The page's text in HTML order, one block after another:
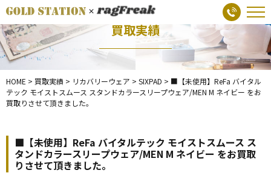
買取実績
HOME > 買取実績 > リカバリーウェア > SIXPAD > ■【未使用】ReFa バイタル
テック モイストスムース スタンドカラースリープウェア/MEN M ネイビー をお
買取りさせて頂きました。
■【未使用】ReFa バイタルテック モイストスムース ス
タンドカラースリープウェア/MEN M ネイビー をお買取
りさせて頂きました。